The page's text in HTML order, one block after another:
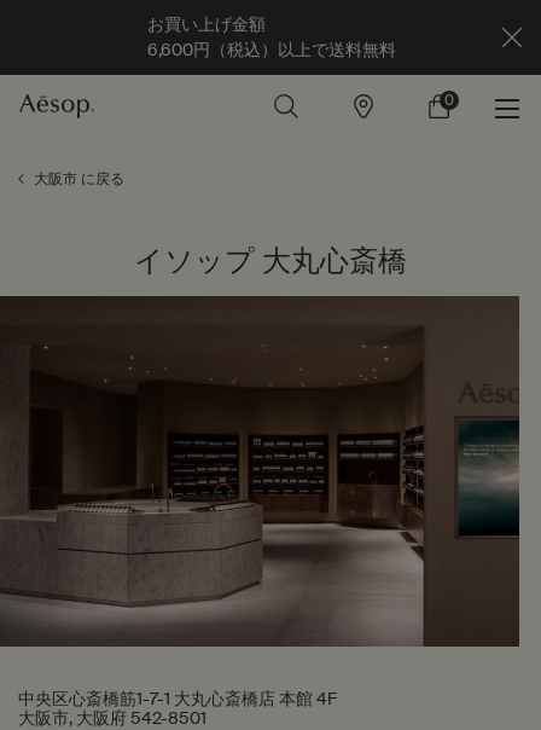
お買い上げ金額
6,600円（税込）以上で送料無料
店
カ
0
0 カート内の製
大阪市 に戻る
イソップ 大丸心斎橋
中央区心斎橋筋1-7-1 大丸心斎橋店 本館 4F
大阪市, 大阪府 542-8501